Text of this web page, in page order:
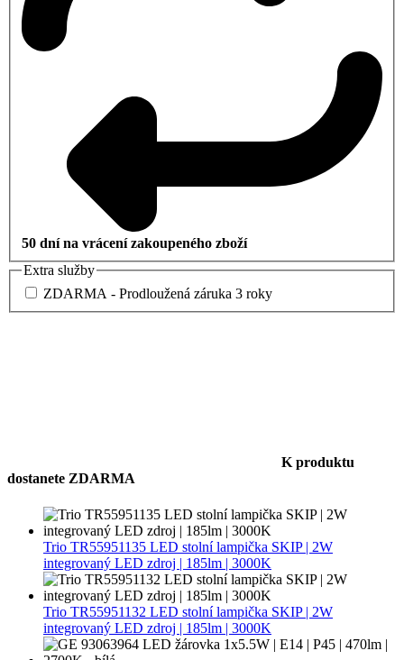
50 dní na vrácení zakoupeného zboží
Extra služby
ZDARMA - Prodloužená záruka 3 roky
K produktu
dostanete ZDARMA
Trio TR55951135 LED stolní lampička SKIP | 2W
integrovaný LED zdroj | 185lm | 3000K
Trio TR55951132 LED stolní lampička SKIP | 2W
integrovaný LED zdroj | 185lm | 3000K